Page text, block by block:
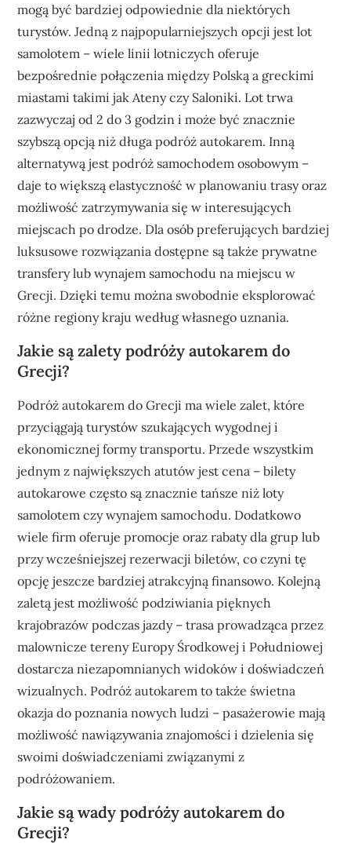
mogą być bardziej odpowiednie dla niektórych
turystów. Jedną z najpopularniejszych opcji jest lot
samolotem – wiele linii lotniczych oferuje
bezpośrednie połączenia między Polską a greckimi
miastami takimi jak Ateny czy Saloniki. Lot trwa
zazwyczaj od 2 do 3 godzin i może być znacznie
szybszą opcją niż długa podróż autokarem. Inną
alternatywą jest podróż samochodem osobowym –
daje to większą elastyczność w planowaniu trasy oraz
możliwość zatrzymywania się w interesujących
miejscach po drodze. Dla osób preferujących bardziej
luksusowe rozwiązania dostępne są także prywatne
transfery lub wynajem samochodu na miejscu w
Grecji. Dzięki temu można swobodnie eksplorować
różne regiony kraju według własnego uznania.
Jakie są zalety podróży autokarem do
Grecji?
Podróż autokarem do Grecji ma wiele zalet, które
przyciągają turystów szukających wygodnej i
ekonomicznej formy transportu. Przede wszystkim
jednym z największych atutów jest cena – bilety
autokarowe często są znacznie tańsze niż loty
samolotem czy wynajem samochodu. Dodatkowo
wiele firm oferuje promocje oraz rabaty dla grup lub
przy wcześniejszej rezerwacji biletów, co czyni tę
opcję jeszcze bardziej atrakcyjną finansowo. Kolejną
zaletą jest możliwość podziwiania pięknych
krajobrazów podczas jazdy – trasa prowadząca przez
malownicze tereny Europy Środkowej i Południowej
dostarcza niezapomnianych widoków i doświadczeń
wizualnych. Podróż autokarem to także świetna
okazja do poznania nowych ludzi – pasażerowie mają
możliwość nawiązywania znajomości i dzielenia się
swoimi doświadczeniami związanymi z
podróżowaniem.
Jakie są wady podróży autokarem do
Grecji?